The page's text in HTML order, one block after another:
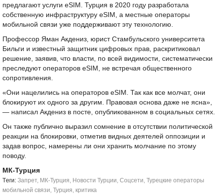
предлагают услуги eSIM. Турция в 2020 году разработала
собственную инфраструктуру eSIM, а местные операторы
мобильной связи уже поддерживают эту технологию.
Профессор Яман Акдениз, юрист Стамбульского университета
Бильги и известный защитник цифровых прав, раскритиковал
решение, заявив, что власти, по всей видимости, систематически
преследуют операторов eSIM, не встречая общественного
сопротивления.
«Они нацелились на операторов eSIM. Так как все молчат, они
блокируют их одного за другим. Правовая основа даже не ясна»,
— написал Акдениз в посте, опубликованном в социальных сетях.
Он также публично выразил сомнение в отсутствии политической
реакции на блокировки, отметив видных деятелей оппозиции и
задав вопрос, намерены ли они хранить молчание по этому
поводу.
МК-Турция
Tеги: Запрет, МК-Турция, Новости Турции, Соцсети, Турецкие операторы
мобильной связи, Турция, критика